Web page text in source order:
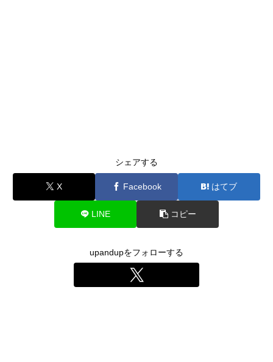
シェアする
X Facebook はてブ
LINE コピー
upandupをフォローする